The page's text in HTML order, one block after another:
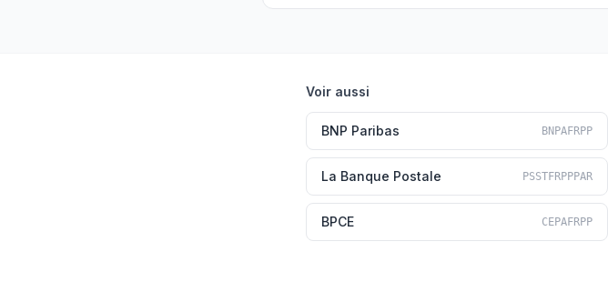
Voir aussi
BNP Paribas BNPAFRPP
La Banque Postale PSSTFRPPPAR
BPCE CEPAFRPP